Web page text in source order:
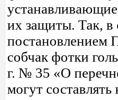
их защиты. Так, в
постановлением
собчак фотки
г. № 35 «О
могут